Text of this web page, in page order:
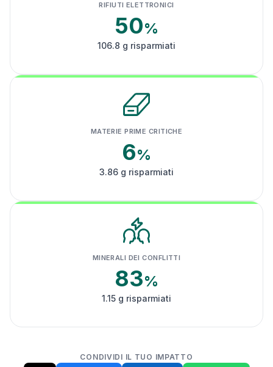
RIFIUTI ELETTRONICI
50%
106.8 g risparmiati
MATERIE PRIME CRITICHE
6%
3.86 g risparmiati
MINERALI DEI CONFLITTI
83%
1.15 g risparmiati
CONDIVIDI IL TUO IMPATTO